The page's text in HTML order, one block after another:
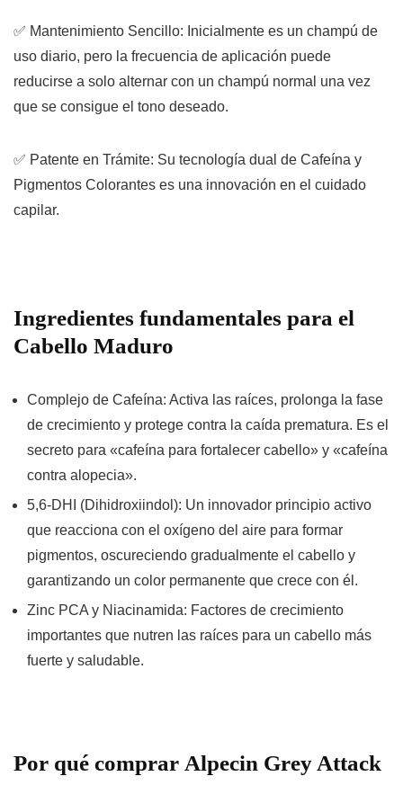
✅ Mantenimiento Sencillo: Inicialmente es un champú de
uso diario, pero la frecuencia de aplicación puede
reducirse a solo alternar con un champú normal una vez
que se consigue el tono deseado.
✅ Patente en Trámite: Su tecnología dual de Cafeína y
Pigmentos Colorantes es una innovación en el cuidado
capilar.
Ingredientes fundamentales para el
Cabello Maduro
Complejo de Cafeína: Activa las raíces, prolonga la fase
de crecimiento y protege contra la caída prematura. Es el
secreto para «cafeína para fortalecer cabello» y «cafeína
contra alopecia».
5,6-DHI (Dihidroxiindol): Un innovador principio activo
que reacciona con el oxígeno del aire para formar
pigmentos, oscureciendo gradualmente el cabello y
garantizando un color permanente que crece con él.
Zinc PCA y Niacinamida: Factores de crecimiento
importantes que nutren las raíces para un cabello más
fuerte y saludable.
Por qué comprar Alpecin Grey Attack